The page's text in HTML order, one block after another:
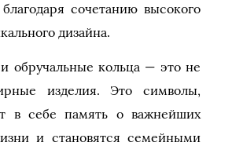
сочетанию высокого
дизайна.
обручальные кольца — это не
изделия. Это символы,
в себе память о важнейших
и становятся семейными